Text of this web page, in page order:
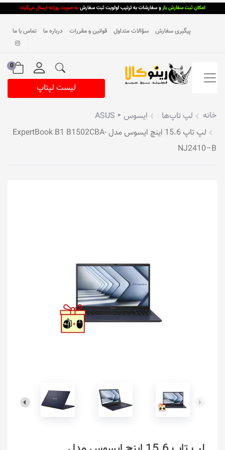
پیگیری سفارش سؤالات متداول قوانین و مقررات درباره ما تماس با ما
0
لیست لپتاپ
خانه لپ تاپ‌ها
ایسوس ‣ ASUS
لپ تاپ 15.6 اینچ ایسوس مدل ExpertBook B1 B1502CBA-
NJ2410–B